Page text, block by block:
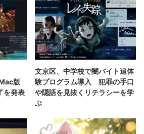
版
を発表
文京区、中学校で闇バイト追体
験プログラム導入 犯罪の手口
や隠語を見抜くリテラシーを学
ぶ